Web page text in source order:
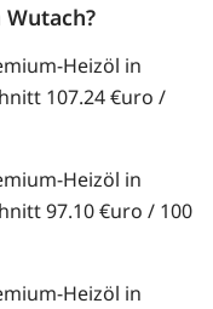
Heizöl in
107.24 €uro /
Heizöl in
97.10 €uro / 100
Heizöl in